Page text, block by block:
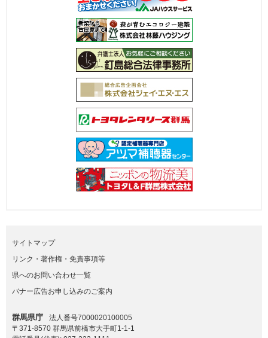
サイトマップ
リンク・著作権・免責事項等
県へのお問い合わせ一覧
バナー広告お申し込みのご案内
群馬県庁
法人番号7000020100005
〒371-8570 群馬県前橋市大手町1-1-1